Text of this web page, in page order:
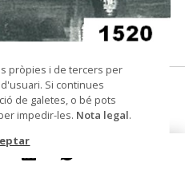
Patrimoni de
a 1810
pròpies i de tercers per
Si continues
de galetes, o bé pots
impedir-les. Nota legal.